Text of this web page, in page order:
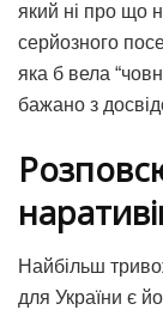
який ні про що
серйозного
яка б вела
бажано з
Найбільш
для України є